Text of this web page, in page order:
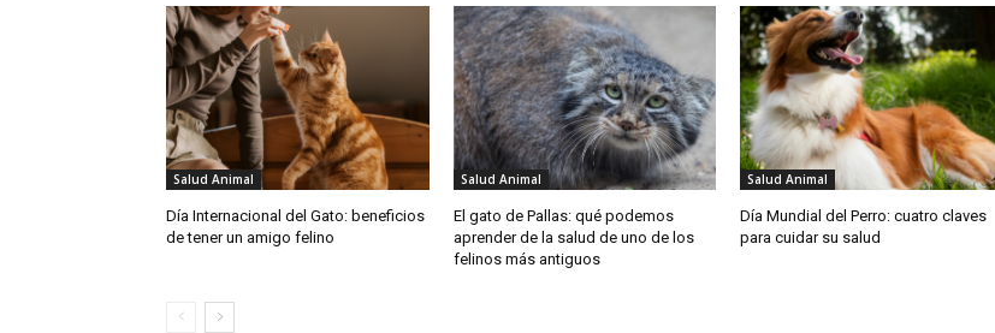
Salud Animal
Día Internacional del Gato: beneficios
de tener un amigo felino
Salud Animal
El gato de Pallas: qué podemos
aprender de la salud de uno de los
felinos más antiguos
Salud Animal
Día Mundial del Perro: cuatro claves
para cuidar su salud